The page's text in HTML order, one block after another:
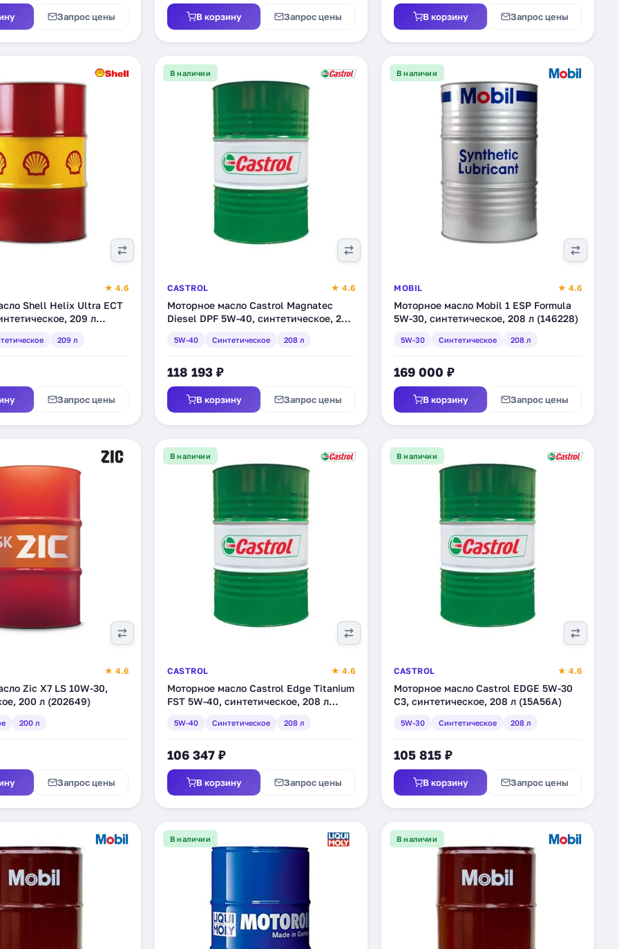
Запрос цены В корзину Запрос цены В корзину Запрос цены
★ 4.6
Shell Helix Ultra ECT
209 л
209 л
Запрос цены
В наличии
CASTROL ★ 4.6
Моторное масло Castrol Magnatec
Diesel DPF 5W-40, синтетическое, 208
5W-40 Синтетическое 208 л
118 193 ₽
В корзину Запрос цены
В наличии
MOBIL ★ 4.6
Моторное масло Mobil 1 ESP Formula
5W-30, синтетическое, 208 л (146228)
5W-30 Синтетическое 208 л
169 000 ₽
В корзину Запрос цены
★ 4.6
Zic X7 LS 10W-30,
200 л (202649)
200 л
Запрос цены
В наличии
CASTROL ★ 4.6
Моторное масло Castrol Edge Titanium
FST 5W-40, синтетическое, 208 л
5W-40 Синтетическое 208 л
106 347 ₽
В корзину Запрос цены
В наличии
CASTROL ★ 4.6
Моторное масло Castrol EDGE 5W-30
C3, синтетическое, 208 л (15A56A)
5W-30 Синтетическое 208 л
105 815 ₽
В корзину Запрос цены
В наличии В наличии